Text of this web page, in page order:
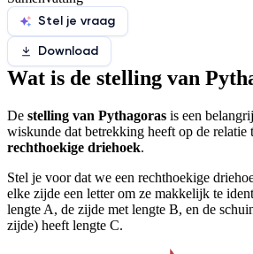
Stel je vraag
Download
Wat is de stelling van
De stelling van Pythagoras is een
wiskunde dat betrekking heeft op de relatie
rechthoekige driehoek.
Stel je voor dat we een rechthoekige
elke zijde een letter om ze makkelijk te
lengte A, de zijde met lengte B, en de
zijde) heeft lengte C.